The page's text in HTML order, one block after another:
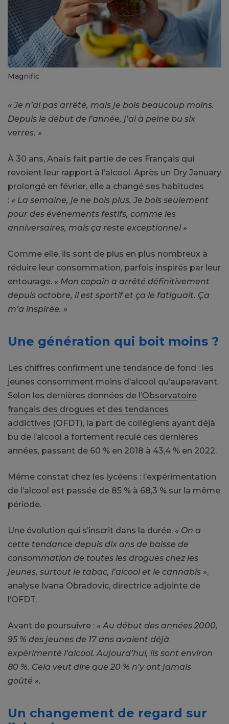
Magnific
« Je n’ai pas arrêté, mais je bois beaucoup moins.
Depuis le début de l’année, j’ai à peine bu six
verres. »
À 30 ans, Anaïs fait partie de ces Français qui
revoient leur rapport à l’alcool. Après un Dry January
prolongé en février, elle a changé ses habitudes
: « La semaine, je ne bois plus. Je bois seulement
pour des événements festifs, comme les
anniversaires, mais ça reste exceptionnel »
Comme elle, ils sont de plus en plus nombreux à
réduire leur consommation, parfois inspirés par leur
entourage. « Mon copain a arrêté définitivement
depuis octobre, il est sportif et ça le fatiguait. Ça
m’a inspirée. »
Une génération qui boit moins ?
Les chiffres confirment une tendance de fond : les
jeunes consomment moins d’alcool qu’auparavant.
Selon les dernières données de l’Observatoire
français des drogues et des tendances
addictives (OFDT), la part de collégiens ayant déjà
bu de l’alcool a fortement reculé ces dernières
années, passant de 60 % en 2018 à 43,4 % en 2022.
Même constat chez les lycéens : l’expérimentation
de l’alcool est passée de 85 % à 68,3 % sur la même
période.
Une évolution qui s’inscrit dans la durée. « On a
cette tendance depuis dix ans de baisse de
consommation de toutes les drogues chez les
jeunes, surtout le tabac, l’alcool et le cannabis »,
analyse Ivana Obradovic, directrice adjointe de
l’OFDT.
Avant de poursuivre : « Au début des années 2000,
95 % des jeunes de 17 ans avaient déjà
expérimenté l’alcool. Aujourd’hui, ils sont environ
80 %. Cela veut dire que 20 % n’y ont jamais
goûté ».
Un changement de regard sur